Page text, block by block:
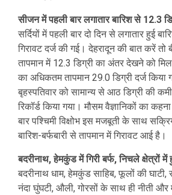
सीजन में पहली बार लगातार बारिश से 12.3
सर्दियों में पहली बार दो दिन से लगातार हुई
गिरावट दर्ज की गई। देहरादून की बात करें
तापमान में 12.3 डिग्री का अंतर देखने को
का अधिकतम तापमान 29.0 डिग्री दर्ज किया
बृहस्पतिवार को सामान्य से आठ डिग्री की
रिकॉर्ड किया गया। मौसम वैज्ञानिकों का
बार पश्चिमी विक्षोभ इस मजबूती के साथ
बारिश-बर्फबारी से तापमान में गिरावट आई है।
बदरीनाथ, हेमकुंड में गिरी बर्फ, निचले क्षेत्रों
बदरीनाथ धाम, हेमकुंड साहिब, फूलों की घाटी,
नंदा घुंघटी, औली, गोरसों के साथ ही नीती और